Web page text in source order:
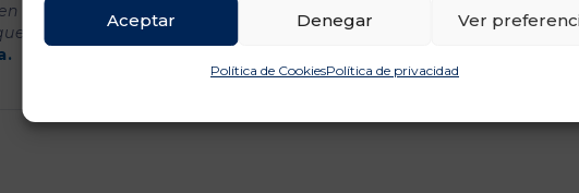
Aceptar Denegar Ver
Política de CookiesPolítica de privacidad
el uso de la energía y necesitamos medidas extraordinarias ante
las empresas llevamos ya mucho tiempo desangrándonos con